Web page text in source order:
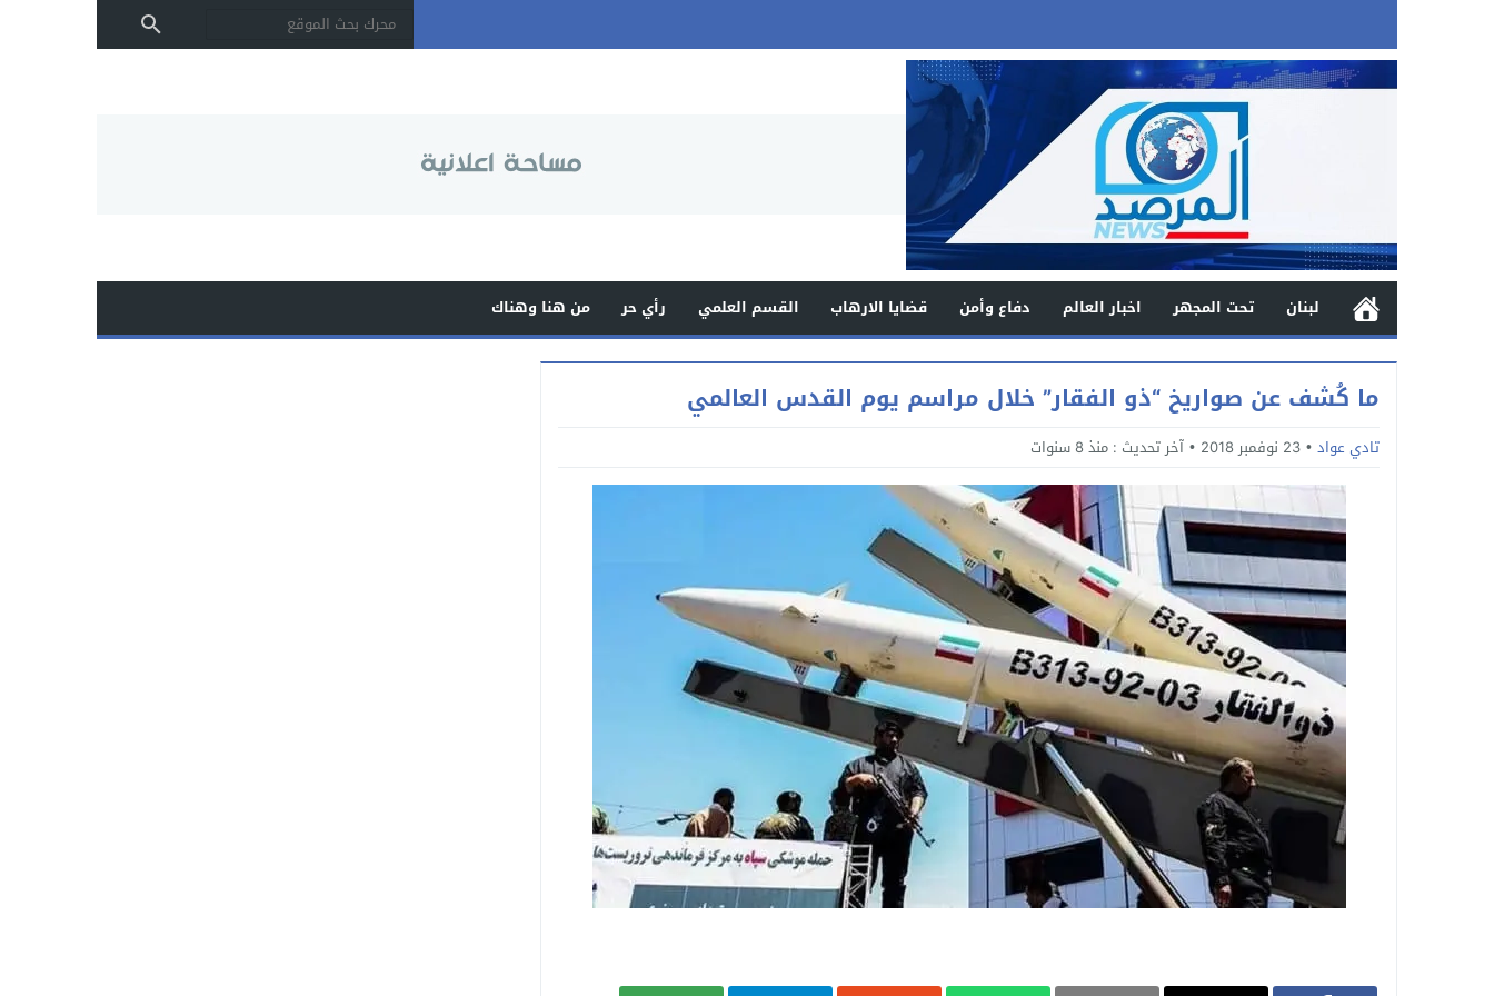
لبنان تحت المجهر اخبار العالم دفاع وأمن قضايا الارهاب القسم العلمي رأي حر من هنا وهناك
ما كُشف عن صواريخ “ذو الفقار” خلال مراسم يوم القدس العالمي
تادي عواد 23 نوفمبر 2018 آخر تحديث : منذ 8 سنوات